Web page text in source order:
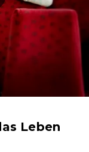
Leben